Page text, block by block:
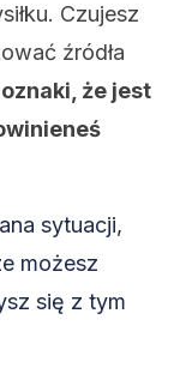
Czujesz
źródła
że jest
sytuacji,
możesz
się z tym